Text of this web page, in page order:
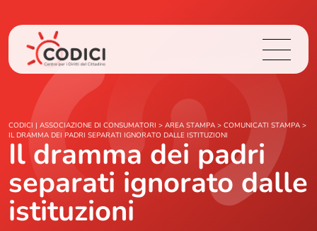
Chi Siamo
Cosa Facciamo
Area Stampa
CODICI | ASSOCIAZIONE DI CONSUMATORI > AREA STAMPA > COMUNICATI STAMPA >
IL DRAMMA DEI PADRI SEPARATI IGNORATO DALLE ISTITUZIONI
Il dramma dei padri
separati ignorato dalle
istituzioni